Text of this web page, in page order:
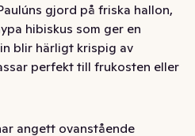
gjord på friska hallon,
hibiskus som ger en
blir härligt krispig av
perfekt till frukosten eller
lika mycket för sin
angett ovanstående